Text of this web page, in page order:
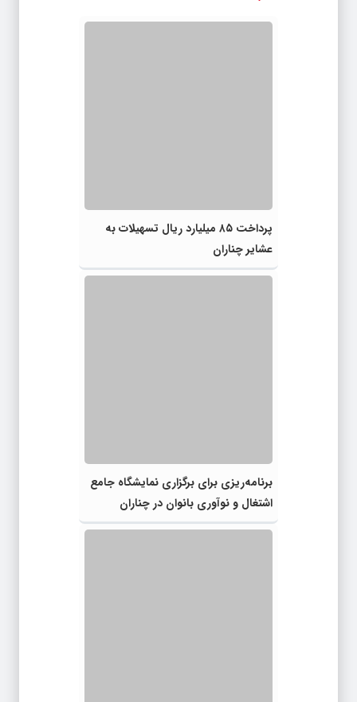
پرداخت ۸۵ میلیارد ریال تسهیلات به
عشایر چناران
برنامه‌ریزی برای برگزاری نمایشگاه جامع
اشتغال و نوآوری بانوان در چناران